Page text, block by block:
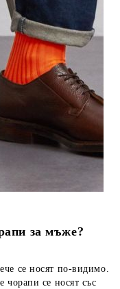
за мъже?
се носят по-видимо.
чорапи се носят със